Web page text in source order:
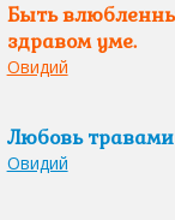
Быть
здравом уме.
Овидий
Любовь травами
Овидий